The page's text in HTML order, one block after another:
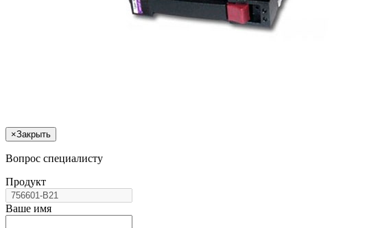
×Закрыть
Вопрос специалисту
Продукт
Ваше имя